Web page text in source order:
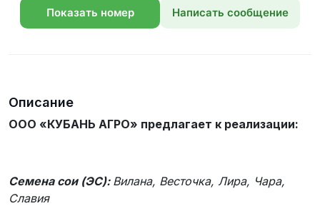
Показать номер Написать сообщение
Описание
ООО «КУБАНЬ АГРО» предлагает к реализации:
Семена сои (ЭС): Вилана, Весточка, Лира, Чара,
Славия